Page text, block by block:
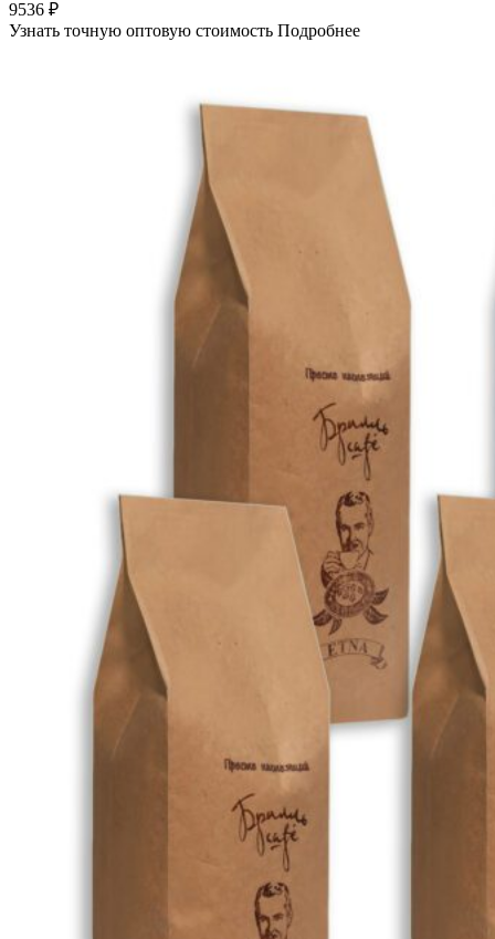
9536 ₽
Узнать точную оптовую стоимость Подробнее